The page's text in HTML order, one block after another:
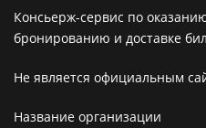
Консьерж-сервис по
бронированию и доставке
Не является официальным
Название организации